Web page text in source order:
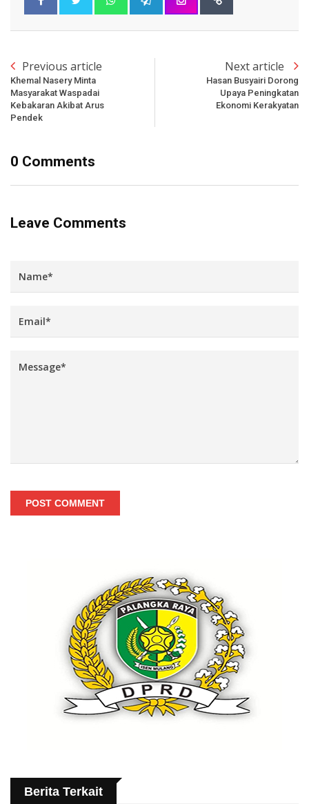
Previous article
Khemal Nasery Minta
Masyarakat Waspadai
Kebakaran Akibat Arus
Pendek
Next article
Hasan Busyairi Dorong
Upaya Peningkatan
Ekonomi Kerakyatan
0 Comments
Leave Comments
POST COMMENT
Berita Terkait